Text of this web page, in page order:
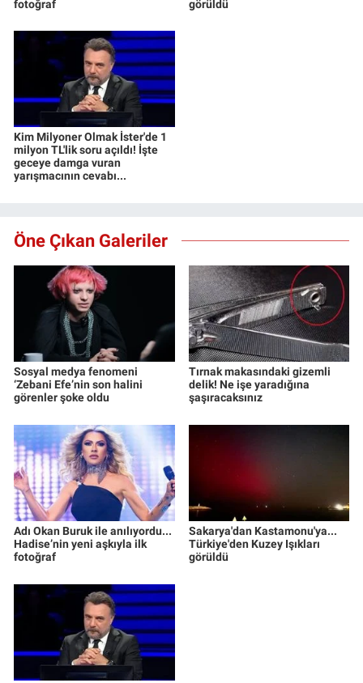
fotoğraf
görüldü
Kim Milyoner Olmak İster'de 1
milyon TL'lik soru açıldı! İşte
geceye damga vuran
yarışmacının cevabı...
Öne Çıkan Galeriler
Sosyal medya fenomeni
‘Zebani Efe’nin son halini
görenler şoke oldu
Tırnak makasındaki gizemli
delik! Ne işe yaradığına
şaşıracaksınız
Adı Okan Buruk ile anılıyordu...
Hadise’nin yeni aşkıyla ilk
fotoğraf
Sakarya'dan Kastamonu'ya...
Türkiye'den Kuzey Işıkları
görüldü